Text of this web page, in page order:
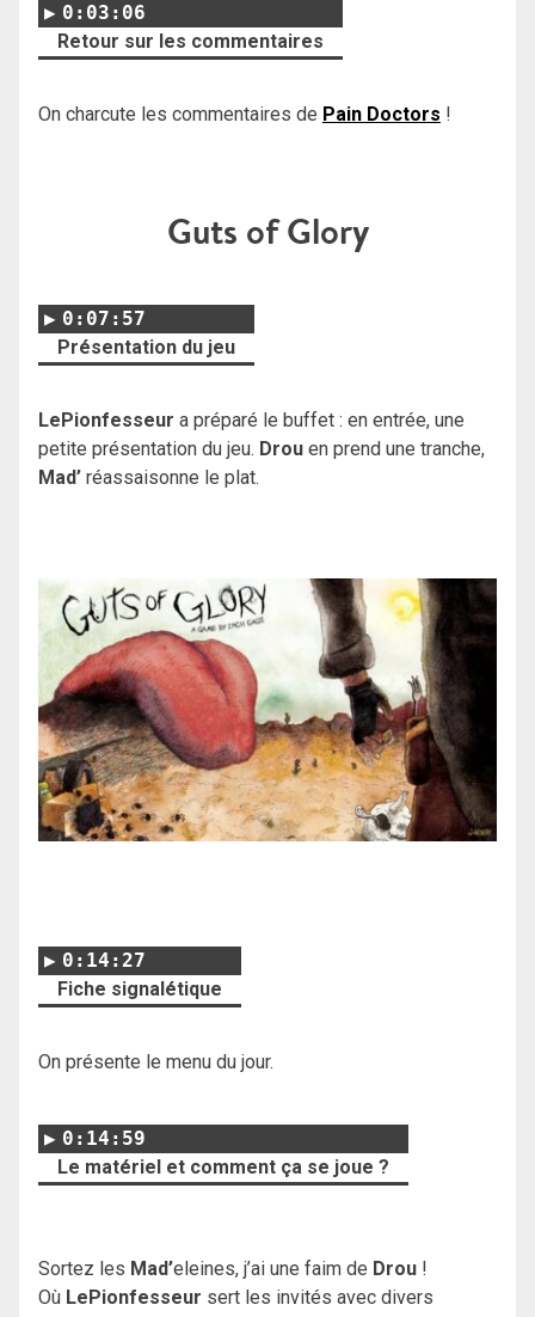
0:03:06
Retour sur les commentaires
On charcute les commentaires de Pain Doctors !
Guts of Glory
0:07:57
Présentation du jeu
LePionfesseur a préparé le buffet : en entrée, une
petite présentation du jeu. Drou en prend une tranche,
Mad’ réassaisonne le plat.
0:14:27
Fiche signalétique
On présente le menu du jour.
0:14:59
Le matériel et comment ça se joue ?
Sortez les Mad’eleines, j’ai une faim de Drou !
Où LePionfesseur sert les invités avec divers